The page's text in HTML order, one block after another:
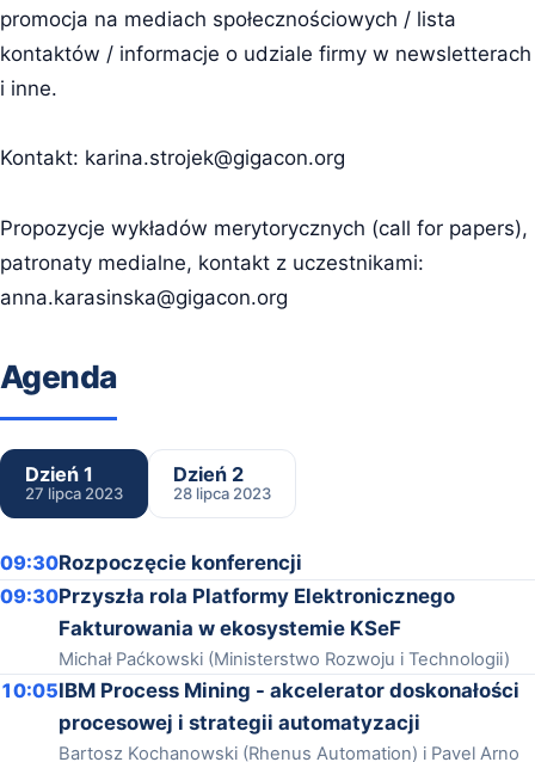
promocja na mediach społecznościowych / lista
kontaktów / informacje o udziale firmy w newsletterach
i inne.
Kontakt: karina.strojek@gigacon.org
Propozycje wykładów merytorycznych (call for papers),
patronaty medialne, kontakt z uczestnikami:
anna.karasinska@gigacon.org
Agenda
Dzień 1
27 lipca 2023
Dzień 2
28 lipca 2023
09:30Rozpoczęcie konferencji
09:30Przyszła rola Platformy Elektronicznego
Fakturowania w ekosystemie KSeF
Michał Paćkowski (Ministerstwo Rozwoju i Technologii)
10:05IBM Process Mining - akcelerator doskonałości
procesowej i strategii automatyzacji
Bartosz Kochanowski (Rhenus Automation) i Pavel Arno